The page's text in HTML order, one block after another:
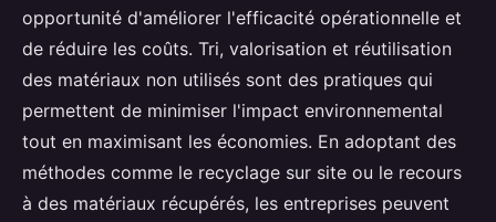
opportunité d'améliorer l'efficacité opérationnelle et
de réduire les coûts. Tri, valorisation et réutilisation
des matériaux non utilisés sont des pratiques qui
permettent de minimiser l'impact environnemental
tout en maximisant les économies. En adoptant des
méthodes comme le recyclage sur site ou le recours
à des matériaux récupérés, les entreprises peuvent